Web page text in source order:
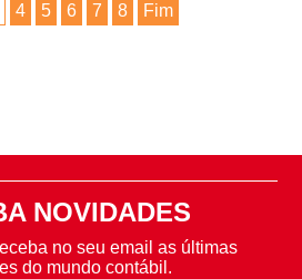
4 5 6 7 8 Fim
NOVIDADES
no seu email as últimas
do mundo contábil.